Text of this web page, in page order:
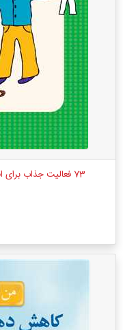
73 فعالیت جذاب برای افزایش مهارت مدیریت هیجان در کودکان